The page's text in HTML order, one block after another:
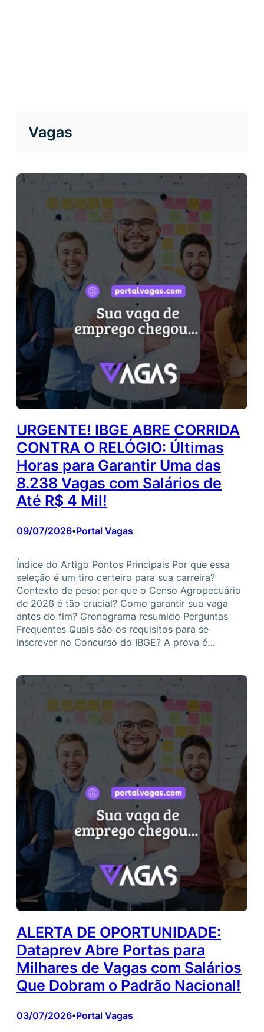
Vagas
URGENTE! IBGE ABRE CORRIDA
CONTRA O RELÓGIO: Últimas
Horas para Garantir Uma das
8.238 Vagas com Salários de
Até R$ 4 Mil!
09/07/2026•Portal Vagas
Índice do Artigo Pontos Principais Por que essa
seleção é um tiro certeiro para sua carreira?
Contexto de peso: por que o Censo Agropecuário
de 2026 é tão crucial? Como garantir sua vaga
antes do fim? Cronograma resumido Perguntas
Frequentes Quais são os requisitos para se
inscrever no Concurso do IBGE? A prova é…
ALERTA DE OPORTUNIDADE:
Dataprev Abre Portas para
Milhares de Vagas com Salários
Que Dobram o Padrão Nacional!
03/07/2026•Portal Vagas